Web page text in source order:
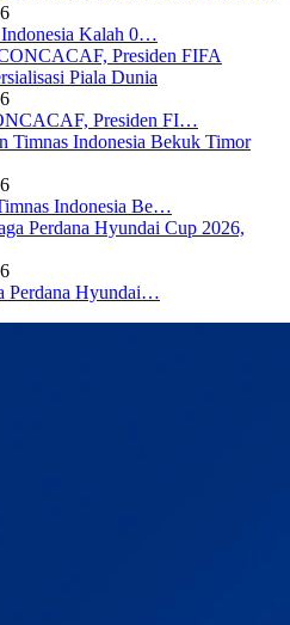
Kalah 0…
Presiden FI…
Indonesia Be…
Perdana Hyundai…